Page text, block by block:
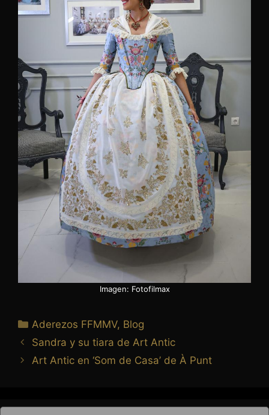
Imagen: Fotofilmax
Aderezos FFMMV, Blog
Sandra y su tiara de Art Antic
Art Antic en ‘Som de Casa’ de À Punt